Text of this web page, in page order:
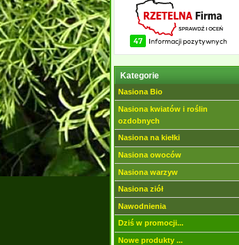
Kategorie
Nasiona Bio
Nasiona kwiatów i roślin
ozdobnych
Nasiona na kiełki
Nasiona owoców
Nasiona warzyw
Nasiona ziół
Nawodnienia
Dziś w promocji...
Nowe produkty ...